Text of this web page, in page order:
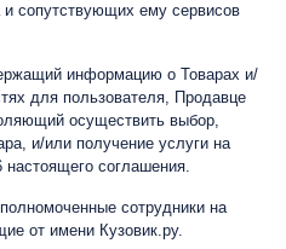
и сопутствующих ему сервисов
информацию о Товарах и/
для пользователя, Продавце
осуществить выбор,
и/или получение услуги на
настоящего соглашения.
сотрудники на
от имени Кузовик.ру.